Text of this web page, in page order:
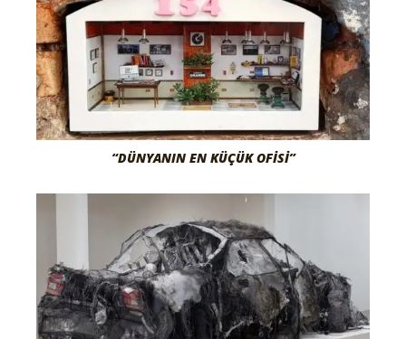
“DÜNYANIN EN KÜÇÜK OFISI”